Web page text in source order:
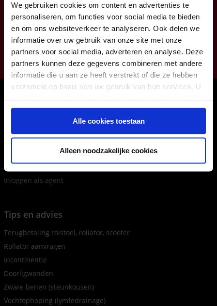
We gebruiken cookies om content en advertenties te
personaliseren, om functies voor social media te bieden
en om ons websiteverkeer te analyseren. Ook delen we
informatie over uw gebruik van onze site met onze
partners voor social media, adverteren en analyse. Deze
partners kunnen deze gegevens combineren met andere
informatie die u aan ze heeft verstrekt of die ze hebben
verzameld op basis van uw gebruik van hun services. U
gebruiken.
Alle cookies toestaan
Alleen noodzakelijke cookies
Klantendienst open op ma-do van 8:00 tot 16:30 (vr tot
12:00)
info@zorgbaar.be
Genkersteenweg 171, 3500 Hasselt
011224422
Onze winkels
Maasmechelen
31 afhaalpunten
Inloggen als agent
Tips en advies
Terugbetaling rolstoel, rollator, scooter
Rollator aanvragen
Incontinentie
Doorligwonden
Zware benen (steunkousen)
Vochtophoping (lymfedrainage)